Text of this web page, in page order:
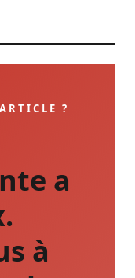
?
a
à